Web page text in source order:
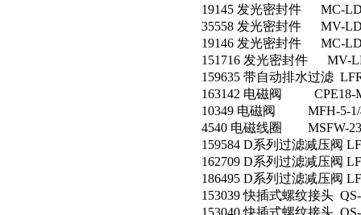
19145 发光密封件 MC-
35558 发光密封件 MV-
19146 发光密封件 MC-
151716 发光密封件 MV-
159635 带自动排水过滤
163142 电磁阀 CPE18-
10349 电磁阀 MFH-5-1/
4540 电磁线圈 MSFW-
159584 D系列过滤减压阀
162709 D系列过滤减压阀
186495 D系列过滤减压阀
153039 快插式螺纹接头
153040 快插式螺纹接头